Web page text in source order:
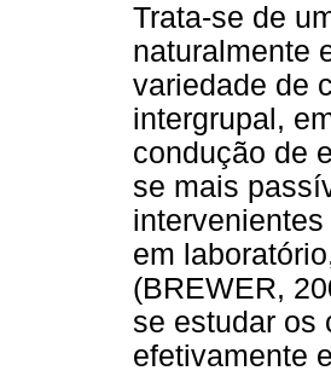
Trata-se de
naturalmente
variedade de
intergrupal,
condução de
se mais
em
(BREWER,
se estudar os
efetivamente